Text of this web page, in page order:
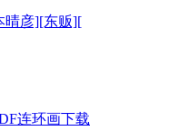
晴彦][东贩][